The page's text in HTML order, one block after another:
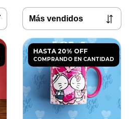
HASTA 20% OFF
COMPRANDO EN CANTIDAD